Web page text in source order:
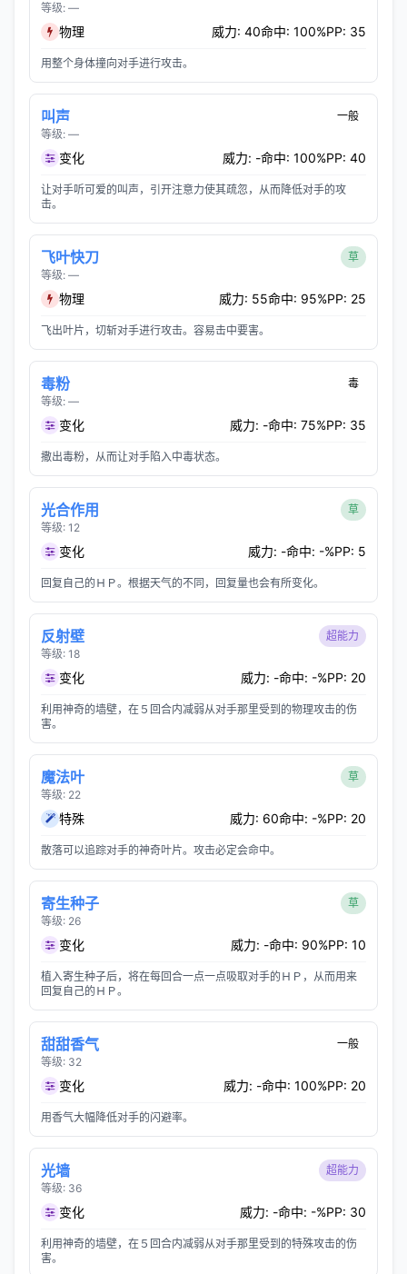
等级: —
物理 威力: 40命中: 100%PP: 35
用整个身体撞向对手进行攻击。
叫声
等级: —
一般
变化 威力: -命中: 100%PP: 40
让对手听可爱的叫声，引开注意力使其疏忽，从而降低对手的攻
击。
飞叶快刀
等级: —
草
物理 威力: 55命中: 95%PP: 25
飞出叶片，切斩对手进行攻击。容易击中要害。
毒粉
等级: —
毒
变化 威力: -命中: 75%PP: 35
撒出毒粉，从而让对手陷入中毒状态。
光合作用
等级: 12
草
变化 威力: -命中: -%PP: 5
回复自己的ＨＰ。根据天气的不同，回复量也会有所变化。
反射壁
等级: 18
超能力
变化 威力: -命中: -%PP: 20
利用神奇的墙壁，在５回合内减弱从对手那里受到的物理攻击的伤
害。
魔法叶
等级: 22
草
特殊 威力: 60命中: -%PP: 20
散落可以追踪对手的神奇叶片。攻击必定会命中。
寄生种子
等级: 26
草
变化 威力: -命中: 90%PP: 10
植入寄生种子后，将在每回合一点一点吸取对手的ＨＰ，从而用来
回复自己的ＨＰ。
甜甜香气
等级: 32
一般
变化 威力: -命中: 100%PP: 20
用香气大幅降低对手的闪避率。
光墙
等级: 36
超能力
变化 威力: -命中: -%PP: 30
利用神奇的墙壁，在５回合内减弱从对手那里受到的特殊攻击的伤
害。